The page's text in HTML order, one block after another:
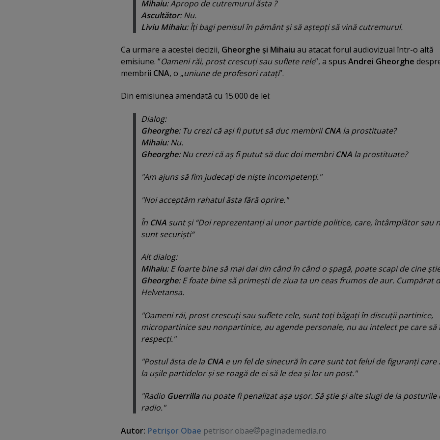
Mihaiu: Apropo de cutremurul ăsta ?
Ascultător: Nu.
Liviu Mihaiu: Îţi bagi penisul în pământ şi să aştepţi să vină cutremurul.
Ca urmare a acestei decizii, Gheorghe şi Mihaiu au atacat forul audiovizual într-o altă
emisiune. “Oameni răi, prost crescuţi sau suflete rele”, a spus Andrei Gheorghe
membrii CNA, o „uniune de profesori rataţi”.
Din emisiunea amendată cu 15.000 de lei:
Dialog:
Gheorghe: Tu crezi că aşi fi putut să duc membriiCNA la prostituate?
Mihaiu:Nu.
Gheorghe:Nu crezi că aş fi putut să duc doi membriCNA la prostituate?
"Am ajuns să fim judecaţi de nişte incompetenţi."
"Noi acceptăm rahatul ăsta fără oprire."
În CNA sunt şi “Doi reprezentanţi ai unor partide politice, care, întâmplător sau
sunt securişti“
Alt dialog:
Mihaiu: E foarte bine să mai dai din când în când o şpagă, poate scapi de cine
Gheorghe: E foate bine să primeşti de ziua ta un ceas frumos de aur. Cumpărat
Helvetansa.
"Oameni răi, prost crescuţi sau suflete rele, sunt toţi băgaţi în discuţii partinice,
micropartinice sau nonpartinice, au agende personale, nu au intelect pe care să
respecţi."
"Postul ăsta de la CNA e un fel de sinecură în care sunt tot felul de figuranţi care
la uşile partidelor şi se roagă de ei să le dea şi lor un post."
"Radio Guerrillanu poate fi penalizat aşa uşor. Să ştie şi alte slugi de la posturile
radio."
Autor: Petrişor Obae petrisor.obae paginademedia.ro